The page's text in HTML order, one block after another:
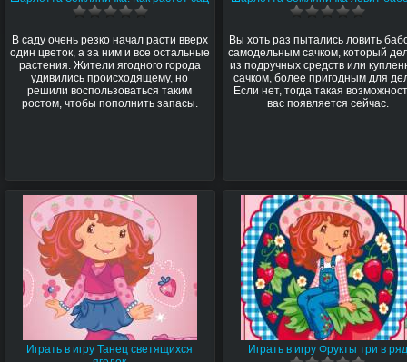
В саду очень резко начал расти вверх
один цветок, а за ним и все остальные
растения. Жители ягодного города
удивились происходящему, но
решили воспользоваться таким
ростом, чтобы пополнить запасы.
Вы хоть раз пытались ловить
самодельным сачком, который
из подручных средств или
сачком, более пригодным для
Если нет, тогда такая
вас появляется сейчас.
Играть в игру Танец светящихся
Играть в игру Фрукты три в ряд